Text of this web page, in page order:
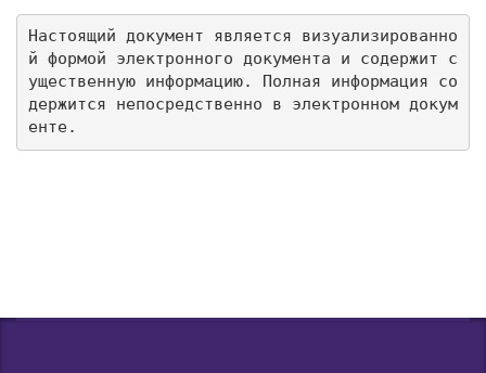
Настоящий документ является визуализированно
й формой электронного документа и содержит с
ущественную информацию. Полная информация со
держится непосредственно в электронном докум
енте.